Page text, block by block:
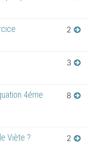
2
3
4éme
8
Viète ? 2